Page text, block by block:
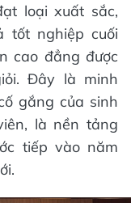
loại xuất sắc,
tốt nghiệp cuối
cao đẳng được
Đây là minh
gắng của sinh
là nền tảng
tiếp vào năm